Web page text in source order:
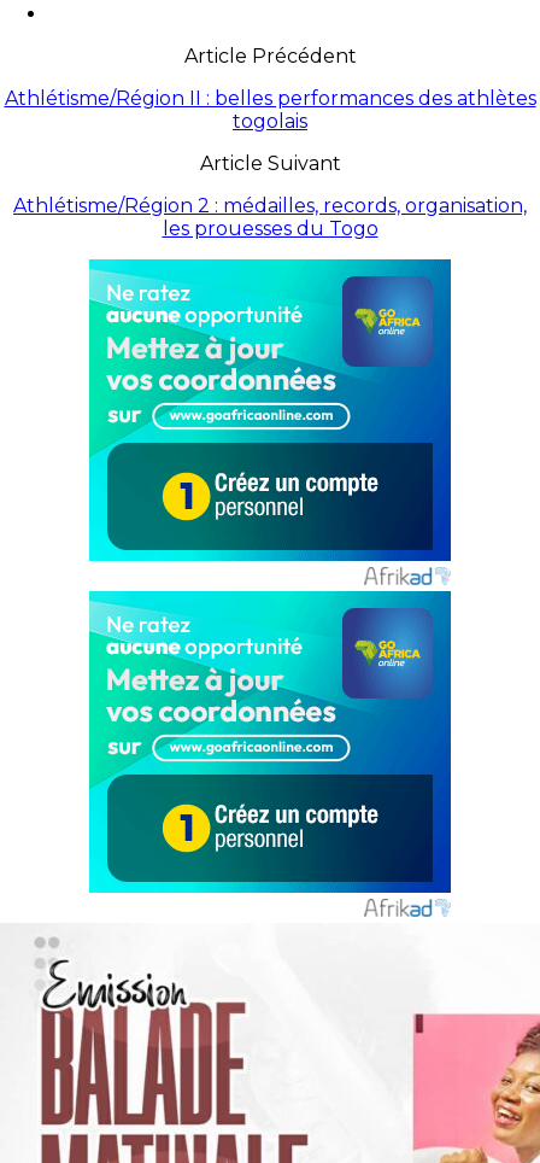
Article Précédent
Athlétisme/Région II : belles performances des athlètes
togolais
Article Suivant
Athlétisme/Région 2 : médailles, records, organisation,
les prouesses du Togo